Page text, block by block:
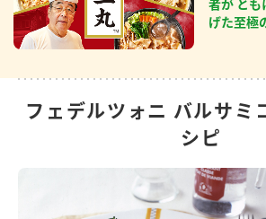
者が とも
げた至極
フェデルツォニ バルサミ
シピ